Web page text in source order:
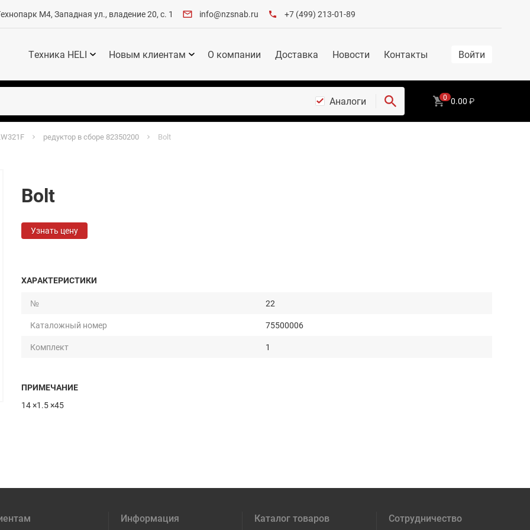
М4, Западная ул., владение 20, с. 1 info@nzsnab.ru +7 (499) 213-01-89
Техника HELI Новым клиентам О компании Доставка Новости Контакты Войти
Аналоги 0 0.00 ₽
редуктор в сборе 82350200 Bolt
Bolt
Узнать цену
ХАРАКТЕРИСТИКИ
№
22
Каталожный номер
75500006
Комплект
1
ПРИМЕЧАНИЕ
14 ×1.5 ×45
Информация Каталог товаров Сотрудничество